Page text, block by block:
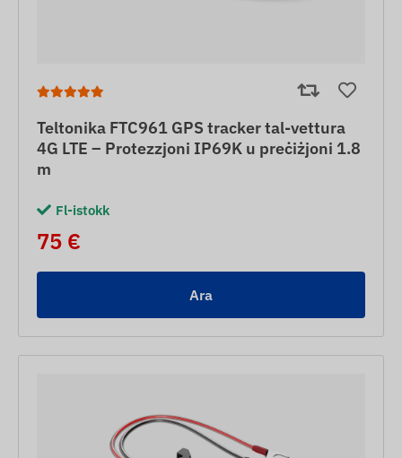
Teltonika FTC961 GPS tracker tal-vettura
4G LTE – Protezzjoni IP69K u preċiżjoni 1.8
m
Fl-istokk
75 €
Ara